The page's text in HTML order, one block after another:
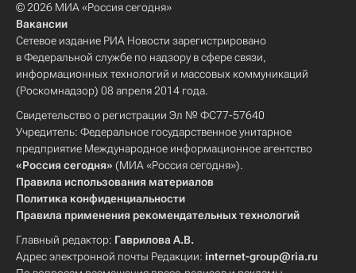
© 2026 МИА «Россия сегодня»
Вакансии
Сетевое издание РИА Новости зарегистрировано
в Федеральной службе по надзору в сфере связи,
информационных технологий и массовых коммуникаций
(Роскомнадзор) 08 апреля 2014 года.
Свидетельство о регистрации Эл № ФС77-57640
Учредитель: Федеральное государственное унитарное
предприятие Международное информационное агентство
«Россия сегодня» (МИА «Россия сегодня»).
Правила использования материалов
Политика конфиденциальности
Правила применения рекомендательных технологий
Главный редактор: Гаврилова А.В.
Адрес электронной почты Редакции: internet-group@ria.ru